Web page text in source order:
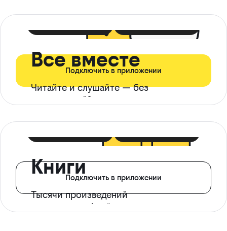
Все вместе
Читайте и слушайте — без
ограничений*
Подключить в приложении
Книги
Тысячи произведений
с доступом офлайн
Подключить в приложении